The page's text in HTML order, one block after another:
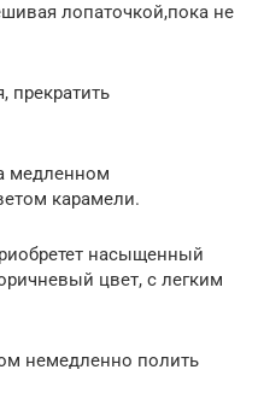
лопаточкой,пока не
прекратить
медленном
карамели.
насыщенный
цвет, с легким
немедленно полить